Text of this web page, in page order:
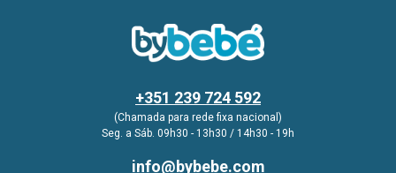
+351 239 724 592
(Chamada para rede fixa nacional)
Seg. a Sáb. 09h30 - 13h30 / 14h30 - 19h
info@bybebe.com